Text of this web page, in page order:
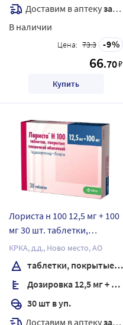
Доставим в аптекузавтра
В наличии
Цена: 73.3 9
66.70₽
Купить
Лориста н 100 12,5 мг + 100
мг 30 шт. таблетки,
покрытые пленочной
оболочкой
КРКА, д.д., Ново место, АО
таблетки, покрытые пленочной оболочкой
Дозировка 12,5 мг + 100 мг
30 шт в уп.
Доставим в аптекузавтра